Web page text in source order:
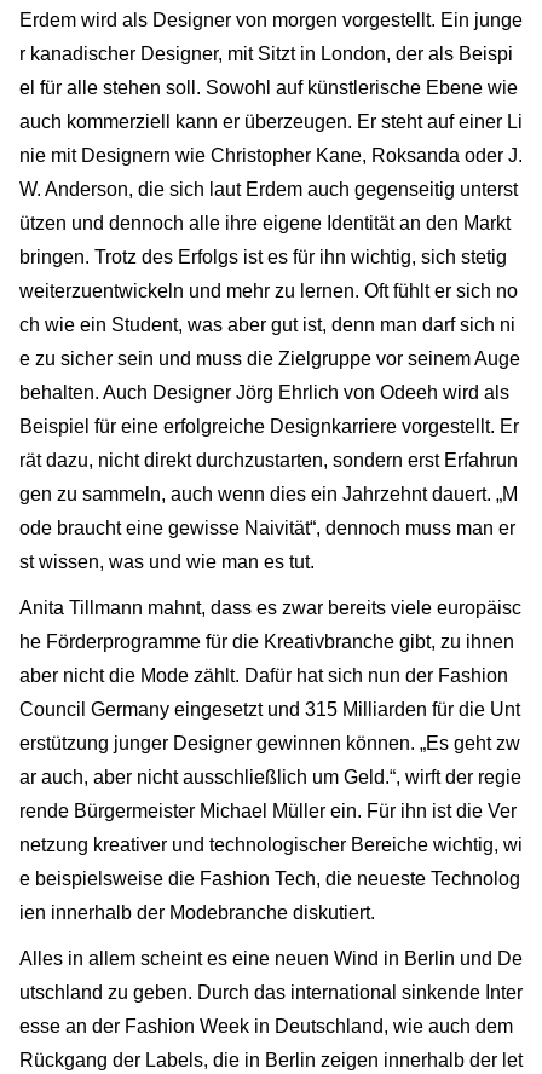
Erdem wird als Designer von morgen vorgestellt. Ein junge
r kanadischer Designer, mit Sitzt in London, der als Beispi
el für alle stehen soll. Sowohl auf künstlerische Ebene wie
auch kommerziell kann er überzeugen. Er steht auf einer Li
nie mit Designern wie Christopher Kane, Roksanda oder J.
W. Anderson, die sich laut Erdem auch gegenseitig unterst
ützen und dennoch alle ihre eigene Identität an den Markt
bringen. Trotz des Erfolgs ist es für ihn wichtig, sich stetig
weiterzuentwickeln und mehr zu lernen. Oft fühlt er sich no
ch wie ein Student, was aber gut ist, denn man darf sich ni
e zu sicher sein und muss die Zielgruppe vor seinem Auge
behalten. Auch Designer Jörg Ehrlich von Odeeh wird als
Beispiel für eine erfolgreiche Designkarriere vorgestellt. Er
rät dazu, nicht direkt durchzustarten, sondern erst Erfahrun
gen zu sammeln, auch wenn dies ein Jahrzehnt dauert. „M
ode braucht eine gewisse Naivität“, dennoch muss man er
st wissen, was und wie man es tut.
Anita Tillmann mahnt, dass es zwar bereits viele europäisc
he Förderprogramme für die Kreativbranche gibt, zu ihnen
aber nicht die Mode zählt. Dafür hat sich nun der Fashion
Council Germany eingesetzt und 315 Milliarden für die Unt
erstützung junger Designer gewinnen können. „Es geht zw
ar auch, aber nicht ausschließlich um Geld.“, wirft der regie
rende Bürgermeister Michael Müller ein. Für ihn ist die Ver
netzung kreativer und technologischer Bereiche wichtig, wi
e beispielsweise die Fashion Tech, die neueste Technolog
ien innerhalb der Modebranche diskutiert.
Alles in allem scheint es eine neuen Wind in Berlin und De
utschland zu geben. Durch das international sinkende Inter
esse an der Fashion Week in Deutschland, wie auch dem
Rückgang der Labels, die in Berlin zeigen innerhalb der let